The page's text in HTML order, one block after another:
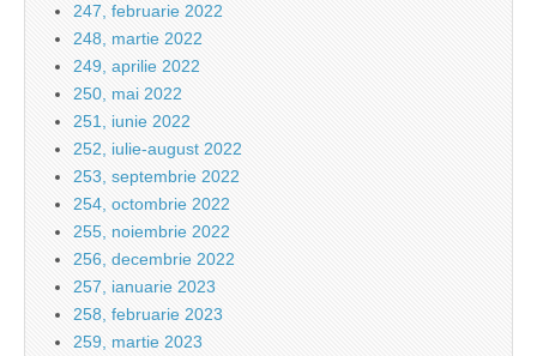
247, februarie 2022
248, martie 2022
249, aprilie 2022
250, mai 2022
251, iunie 2022
252, iulie-august 2022
253, septembrie 2022
254, octombrie 2022
255, noiembrie 2022
256, decembrie 2022
257, ianuarie 2023
258, februarie 2023
259, martie 2023